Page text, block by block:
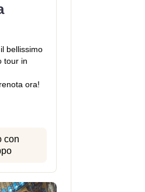
bellissimo
tour in
ora!
con